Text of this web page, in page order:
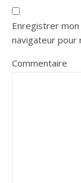
Enregistrer
navigateur pour
Commentaire